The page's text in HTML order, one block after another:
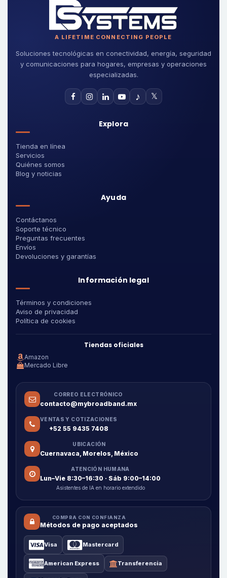
A LIFETIME CONNECTING PEOPLE
Soluciones tecnológicas en conectividad, energía, seguridad
y comunicaciones para hogares, empresas y operaciones
especializadas.
♪ 𝕏
Explora
Tienda en línea
Servicios
Quiénes somos
Blog y noticias
Ayuda
Contáctanos
Soporte técnico
Preguntas frecuentes
Envíos
Devoluciones y garantías
Información legal
Términos y condiciones
Aviso de privacidad
Política de cookies
Tiendas oficiales
Amazon
Mercado Libre
CORREO ELECTRÓNICO
contacto@mybroadband.mx
VENTAS Y COTIZACIONES
+52 55 9435 7408
UBICACIÓN
Cuernavaca, Morelos, México
ATENCIÓN HUMANA
Lun–Vie 8:30–16:30 · Sáb 9:00–14:00
Asistentes de IA en horario extendido
COMPRA CON CONFIANZA
Métodos de pago aceptados
Visa Mastercard
American Express Transferencia